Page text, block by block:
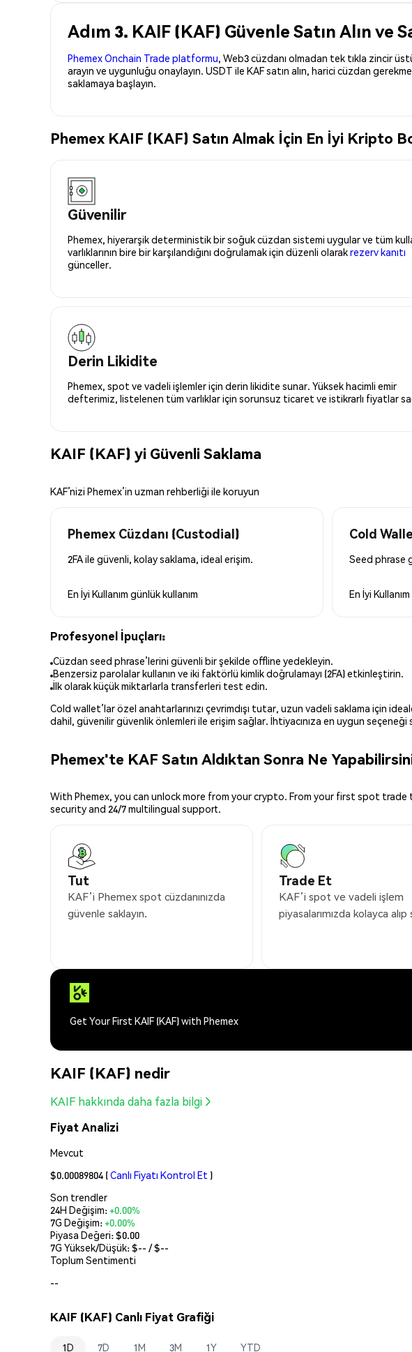
Adım 3. KAIF (KAF) Güvenle Satın Alın ve
Phemex Onchain Trade platformu, Web3 cüzdanı olmadan tek tıkla zincir
arayın ve uygunluğu onaylayın. USDT ile KAF satın alın, harici cüzdan
saklamaya başlayın.
Phemex KAIF (KAF) Satın Almak İçin En İyi Kripto
Güvenilir
Phemex, hiyerarşik deterministik bir soğuk cüzdan sistemi uygular ve tüm
varlıklarının bire bir karşılandığını doğrulamak için düzenli olarakrezerv kanıtı
günceller.
Derin Likidite
Phemex, spot ve vadeli işlemler için derin likidite sunar. Yüksek hacimli emir
defterimiz, listelenen tüm varlıklar için sorunsuz ticaret ve istikrarlı fiyatlar
KAIF (KAF) yi Güvenli Saklama
KAF’nizi Phemex’in uzman rehberliği ile koruyun
Phemex Cüzdanı (Custodial)
2FA ile güvenli, kolay saklama, ideal erişim.
En İyi Kullanım günlük kullanım
Cold
Seed phrase
En İyi Kullanım
Profesyonel İpuçları:
Cüzdan seed phrase’lerini güvenli bir şekilde offline yedekleyin.
Benzersiz parolalar kullanın ve iki faktörlü kimlik doğrulamayı (2FA) etkinleştirin.
İlk olarak küçük miktarlarla transferleri test edin.
Cold wallet’lar özel anahtarlarınızı çevrimdışı tutar, uzun vadeli saklama için
dahil, güvenilir güvenlik önlemleri ile erişim sağlar. İhtiyacınıza en uygun seçeneği
Phemex'te KAF Satın Aldıktan Sonra Ne
With Phemex, you can unlock more from your crypto. From your first spot
security and 24/7 multilingual support.
Tut
KAF’i Phemex spot cüzdanınızda
güvenle saklayın.
Trade Et
KAF’i spot ve vadeli işlem
piyasalarımızda kolayca alıp
Get Your First KAIF (KAF) with Phemex
KAIF (KAF) nedir
KAIF hakkında daha fazla bilgi
Fiyat Analizi
Mevcut
$0.00089804 (Canlı Fiyatı Kontrol Et )
Son trendler
24H Değişim:+0.00%
7G Değişim:+0.00%
Piyasa Değeri:$0.00
7G Yüksek/Düşük: $-- / $--
Toplum Sentimenti
--
KAIF (KAF) Canlı Fiyat Grafiği
1D 7D 1M 3M 1Y YTD